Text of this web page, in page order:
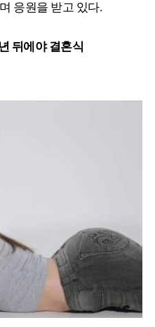
응원을 받고 있다.
뒤에야 결혼식